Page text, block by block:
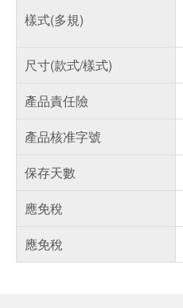
樣式(多規)
尺寸(款式/樣式)
產品責任險
產品核准字號
保存天數
應免稅
應免稅